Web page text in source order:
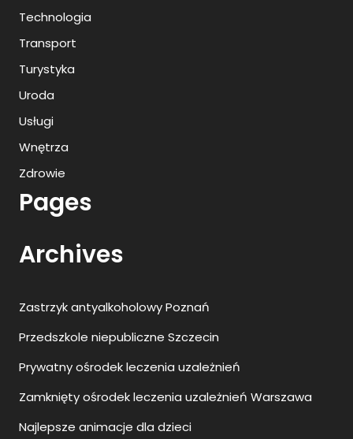
Technologia
Transport
Turystyka
Uroda
Usługi
Wnętrza
Zdrowie
Pages
Archives
Zastrzyk antyalkoholowy Poznań
Przedszkole niepubliczne Szczecin
Prywatny ośrodek leczenia uzależnień
Zamknięty ośrodek leczenia uzależnień Warszawa
Najlepsze animacje dla dzieci